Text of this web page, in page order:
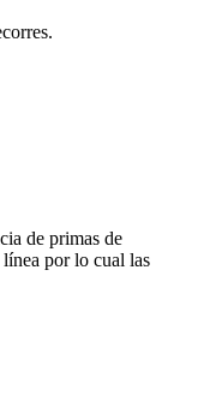
de primas de
por lo cual las